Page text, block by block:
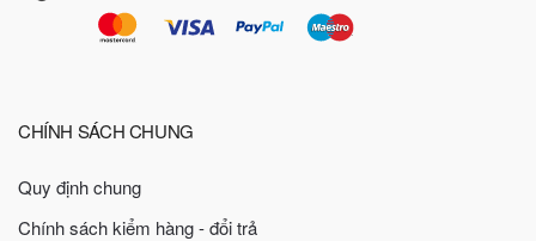
CHÍNH SÁCH CHUNG
Quy định chung
Chính sách kiểm hàng - đổi trả